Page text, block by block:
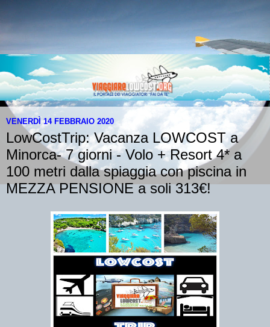
VENERDÌ 14 FEBBRAIO 2020
LowCostTrip: Vacanza LOWCOST a
Minorca- 7 giorni - Volo + Resort 4* a
100 metri dalla spiaggia con piscina in
MEZZA PENSIONE a soli 313€!